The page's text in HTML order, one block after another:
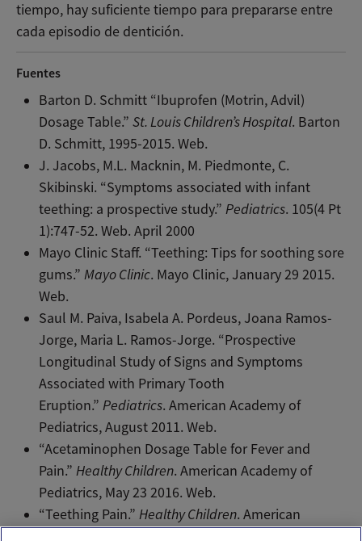
tiempo, hay suficiente tiempo para prepararse entre
cada episodio de dentición.
Fuentes
Barton D. Schmitt “Ibuprofen (Motrin, Advil)
Dosage Table.”St. Louis Children’s Hospital. Barton
D. Schmitt, 1995-2015. Web.
J. Jacobs, M.L. Macknin, M. Piedmonte, C.
Skibinski. “Symptoms associated with infant
teething: a prospective study.”Pediatrics. 105(4 Pt
1):747-52. Web. April 2000
Mayo Clinic Staff. “Teething: Tips for soothing sore
gums.”Mayo Clinic. Mayo Clinic, January 29 2015.
Web.
Saul M. Paiva, Isabela A. Pordeus, Joana Ramos-
Jorge, Maria L. Ramos-Jorge. “Prospective
Longitudinal Study of Signs and Symptoms
Associated with Primary Tooth
Eruption.”Pediatrics. American Academy of
Pediatrics, August 2011. Web.
“Acetaminophen Dosage Table for Fever and
Pain.”Healthy Children. American Academy of
Pediatrics, May 23 2016. Web.
“Teething Pain.”Healthy Children. American